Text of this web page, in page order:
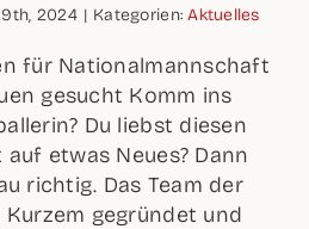
2024 | Kate­go­rien:Aktu­el­les
für Natio­nal­mann­schaft
gesucht Komm ins
Du liebst die­sen
etwas Neu­es? Dann
rich­tig. Das Team der
gegrün­det und